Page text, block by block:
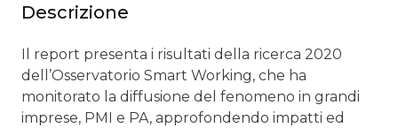
Descrizione
Il report presenta i risultati della ricerca 2020
dell’Osservatorio Smart Working, che ha
monitorato la diffusione del fenomeno in grandi
imprese, PMI e PA, approfondendo impatti ed